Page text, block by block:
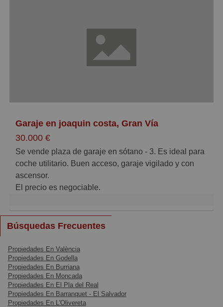
protegido de cualquier daño. Posibilidad de coche+
todas las ventajas que tiene para ofrecerte. Síguenos
nuestras novedades. ¡Te esperamos!
Garaje en joaquin costa, Gran Vía
30.000 €
Se vende plaza de garaje en sótano - 3. Es ideal para
coche utilitario. Buen acceso, garaje vigilado y con
ascensor.
El precio es negociable.
conocer todas nuestras novedades!
Búsquedas Frecuentes
Propiedades En València
Propiedades En Godella
Propiedades En Burriana
Propiedades En Moncada
Propiedades En El Pla del Real
Propiedades En Barranquet - El Salvador
Propiedades En L'Olivereta